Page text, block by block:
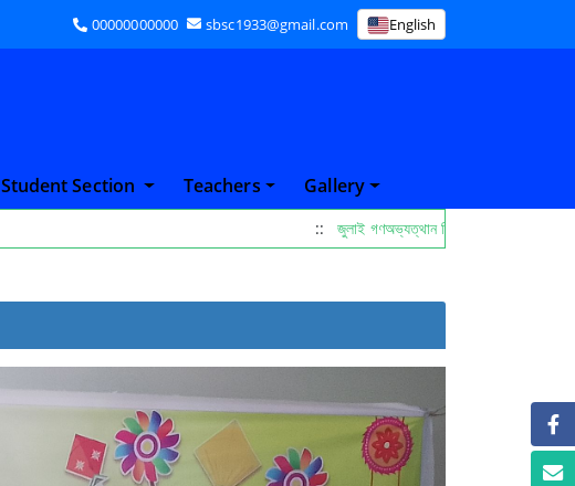
00000000000 sbsc1933@gmail.com English
Student Section Teachers Gallery
:: জুলাই গণঅভ্যত্থান দিবস পালনের নোটিস 26